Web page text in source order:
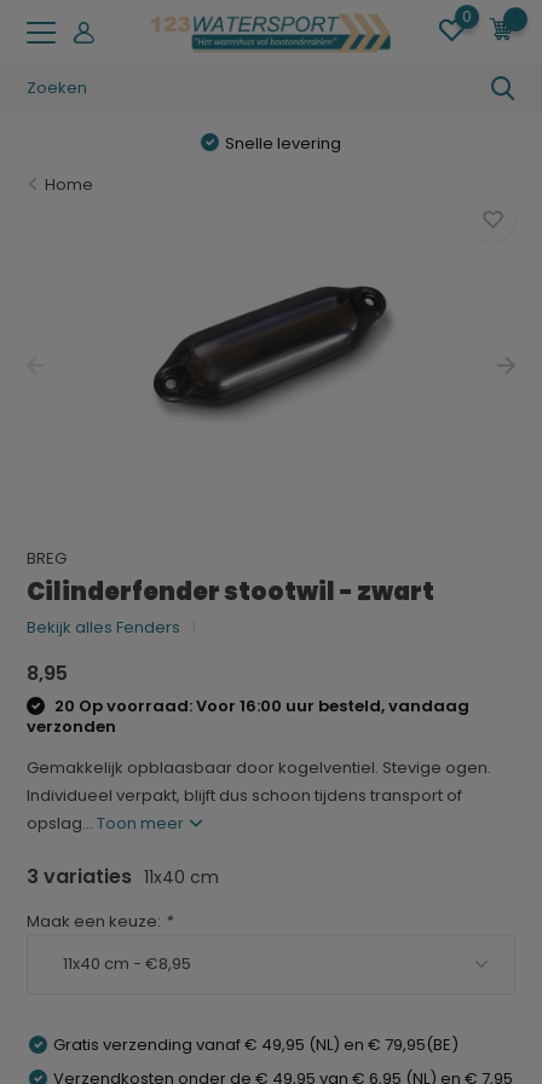
0
Gratis verzending (NL) vanaf € 49,95
Home
BREG
Cilinderfender stootwil - zwart
Bekijk alles Fenders
8,95
20 Op voorraad: Voor 16:00 uur besteld, vandaag
verzonden
Gemakkelijk opblaasbaar door kogelventiel. Stevige ogen.
Individueel verpakt, blijft dus schoon tijdens transport of
opslag...Toon meer
3 variaties 11x40 cm
Maak een keuze: *
Gratis verzending vanaf € 49,95 (NL) en € 79,95(BE)
Verzendkosten onder de € 49,95 van € 6,95 (NL) en € 7,95